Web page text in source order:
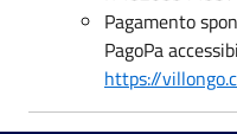
Pagamento
PagoPa
https://